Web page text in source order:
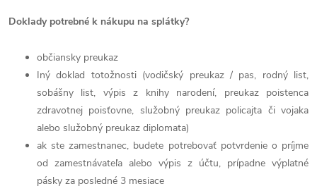
Doklady potrebné k nákupu na splátky?
občiansky preukaz
Iný doklad totožnosti (vodičský preukaz / pas, rodný list,
sobášny list, výpis z knihy narodení, preukaz poistenca
zdravotnej poisťovne, služobný preukaz policajta či vojaka
alebo služobný preukaz diplomata)
ak ste zamestnanec, budete potrebovať potvrdenie o príjme
od zamestnávateľa alebo výpis z účtu, prípadne výplatné
pásky za posledné 3 mesiace